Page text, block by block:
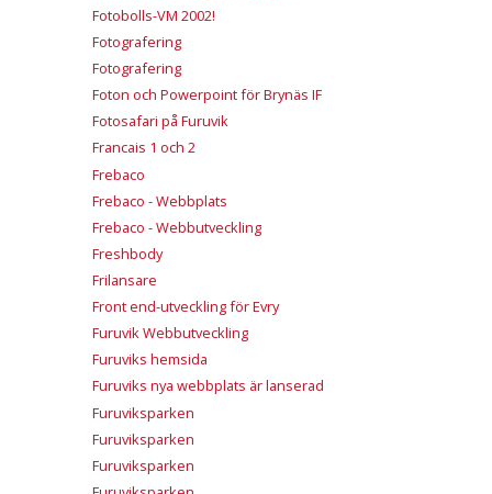
Fotobolls-VM 2002!
Fotografering
Fotografering
Foton och Powerpoint för Brynäs IF
Fotosafari på Furuvik
Francais 1 och 2
Frebaco
Frebaco - Webbplats
Frebaco - Webbutveckling
Freshbody
Frilansare
Front end-utveckling för Evry
Furuvik Webbutveckling
Furuviks hemsida
Furuviks nya webbplats är lanserad
Furuviksparken
Furuviksparken
Furuviksparken